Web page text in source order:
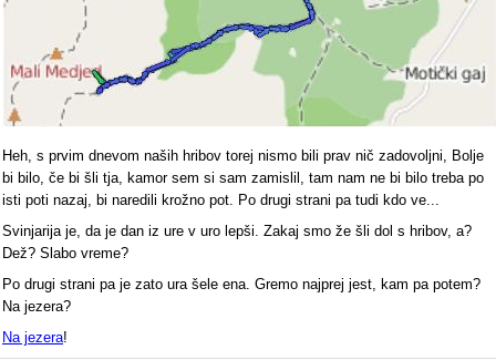
Heh, s prvim dnevom naših hribov torej nismo bili prav nič zadovoljni, Bolje
bi bilo, če bi šli tja, kamor sem si sam zamislil, tam nam ne bi bilo treba po
isti poti nazaj, bi naredili krožno pot. Po drugi strani pa tudi kdo ve...
Svinjarija je, da je dan iz ure v uro lepši. Zakaj smo že šli dol s hribov, a?
Dež? Slabo vreme?
Po drugi strani pa je zato ura šele ena. Gremo najprej jest, kam pa potem?
Na jezera?
Na jezera!